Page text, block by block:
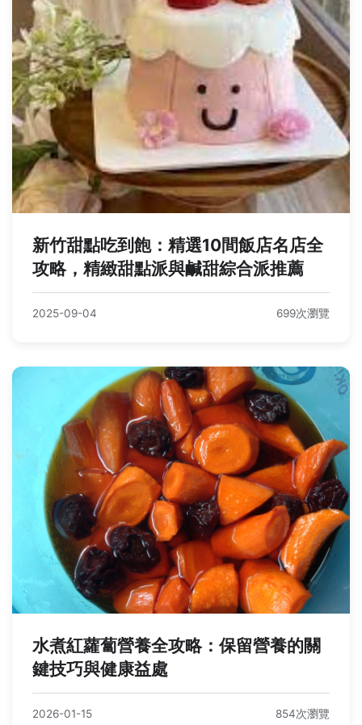
新竹甜點吃到飽：精選10間飯店名店全
攻略，精緻甜點派與鹹甜綜合派推薦
2025-09-04 699次瀏覽
水煮紅蘿蔔營養全攻略：保留營養的關
鍵技巧與健康益處
2026-01-15 854次瀏覽